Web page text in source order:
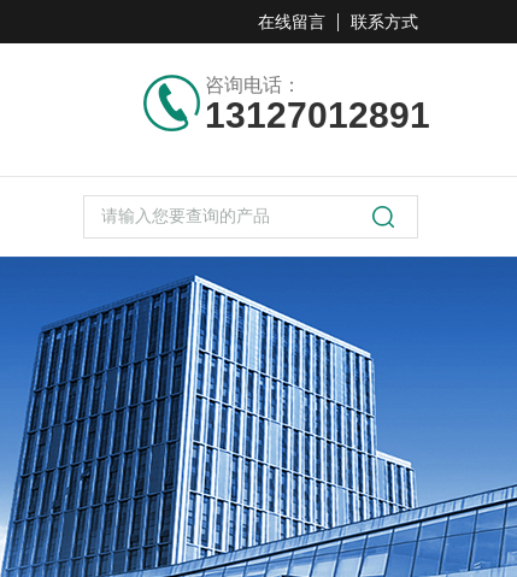
在线留言 联系方式
咨询电话：
13127012891